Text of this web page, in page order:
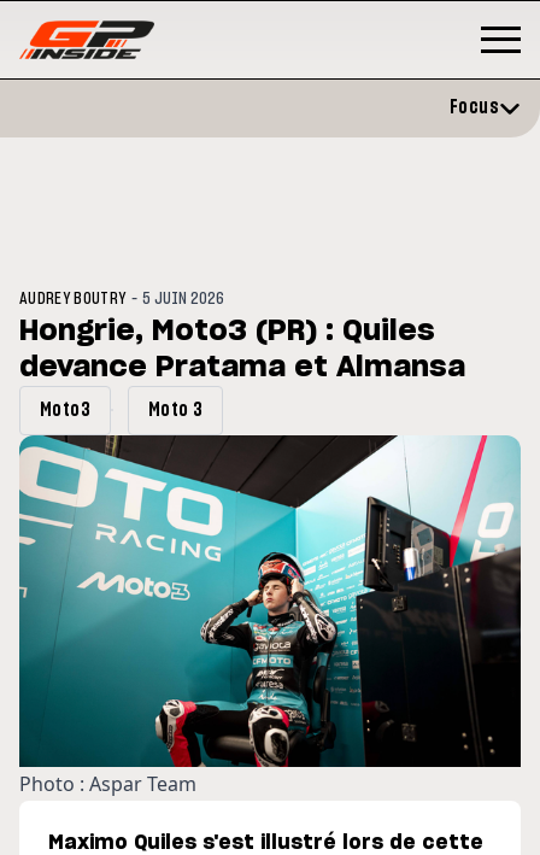
du GP de Grande-
MOTO GP
Focus
AUDREY BOUTRY- 5 JUIN 2026
Hongrie, Moto3 (PR) : Quiles
devance Pratama et Almansa
Moto3 Moto 3
Photo : Aspar Team
Maximo Quiles s'est illustré lors de cette